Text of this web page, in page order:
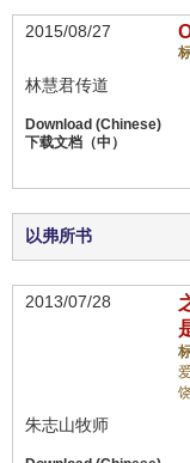
2015/08/27
林慧君传道
以弗所书
2013/07/28
朱志山牧师